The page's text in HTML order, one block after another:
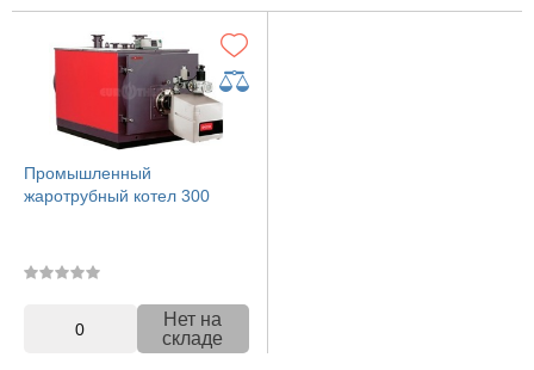
Промышленный
жаротрубный котел 300
0
Нет на
складе